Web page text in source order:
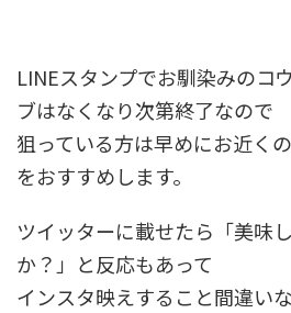
LINEスタンプでお馴染みのコ
ブはなくなり次第終了なので
狙っている方は早めにお近く
をおすすめします。
ツイッターに載せたら「美味
か？」と反応もあって
インスタ映えすること間違いな